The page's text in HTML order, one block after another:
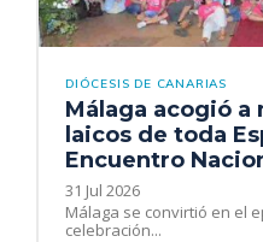
DIÓCESIS DE CANARIAS
Málaga acogió a
laicos de toda
Encuentro
31 Jul 2026
Málaga se convirtió en el
celebración...